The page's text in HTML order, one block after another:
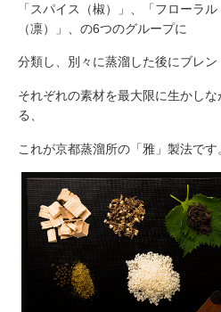
「スパイス（椒）」、「フローラ
（凛）」、の6つのグループに
分類し、別々に蒸溜した後にブレン
それぞれの素材を最大限に生かし
る、
これが京都蒸溜所の「雅」製法です